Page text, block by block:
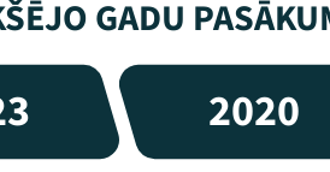
GADU
2020